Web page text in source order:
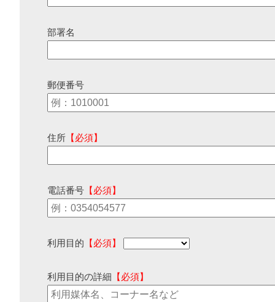
部署名
郵便番号
住所 【必須】
電話番号 【必須】
利用目的 【必須】
利用目的の詳細 【必須】